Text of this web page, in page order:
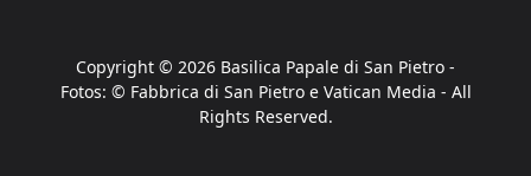
Copyright © 2026 Basilica Papale di San Pietro -
Fotos: © Fabbrica di San Pietro e Vatican Media - All
Rights Reserved.